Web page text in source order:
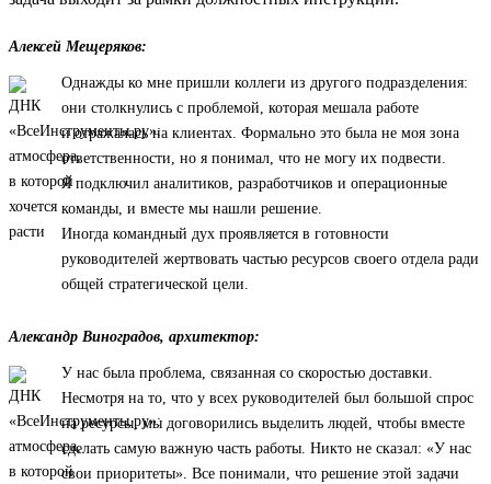
Алексей Мещеряков:
Однажды ко мне пришли коллеги из другого подразделения:
они столкнулись с проблемой, которая мешала работе
и отражалась на клиентах. Формально это была не моя зона
ответственности, но я понимал, что не могу их подвести.
Я подключил аналитиков, разработчиков и операционные
команды, и вместе мы нашли решение.
Иногда командный дух проявляется в готовности
руководителей жертвовать частью ресурсов своего отдела ради
общей стратегической цели.
Александр Виноградов, архитектор:
У нас была проблема, связанная со скоростью доставки.
Несмотря на то, что у всех руководителей был большой спрос
на ресурсы, мы договорились выделить людей, чтобы вместе
сделать самую важную часть работы. Никто не сказал: «У нас
свои приоритеты». Все понимали, что решение этой задачи